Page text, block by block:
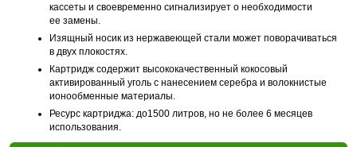
кассеты и своевременно сигнализирует о необходимости
ее замены.
Изящный носик из нержавеющей стали может поворачиваться
в двух плокостях.
Картридж содержит высококачественный кокосовый
активированный уголь с нанесением серебра и волокнистые
ионообменные материалы.
Ресурс картриджа: до1500 литров, но не более 6 месяцев
использования.